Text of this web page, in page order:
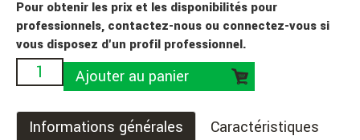
Pour obtenir les prix et les disponibilités pour
professionnels, contactez-nous ou connectez-vous si
vous disposez d'un profil professionnel.
Ajouter au panier
Informations générales Caractéristiques